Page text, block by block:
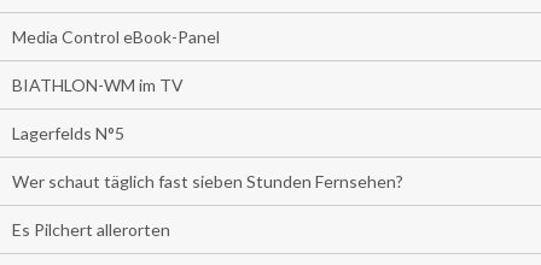
Media Control eBook-Panel
BIATHLON-WM im TV
Lagerfelds N°5
Wer schaut täglich fast sieben Stunden Fernsehen?
Es Pilchert allerorten